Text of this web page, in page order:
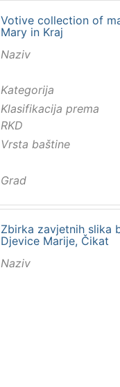
Votive collection of
Mary in Kraj
Naziv
Kategorija
Klasifikacija prema
RKD
Vrsta baštine
Grad
Zbirka zavjetnih slika
Djevice Marije, Čikat
Naziv